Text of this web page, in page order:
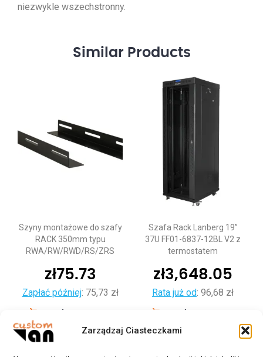
Zarządzaj Ciasteczkami
niezwykle wszechstronny.
Similar Products
Szyny montażowe do szafy
RACK 350mm typu
RWA/RW/RWD/RS/ZRS
zł75.73
Zapłać później: 75,73 zł
Szafa Rack Lanberg 19”
37U FF01-6837-12BL V2 z
termostatem
zł3,648.05
Rata już od: 96,68 zł